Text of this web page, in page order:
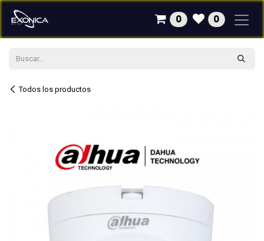
Ir al contenido
0 0
Todos los productos